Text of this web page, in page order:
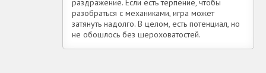
разобраться с механиками, игра может
затянуть надолго. В целом, есть потенциал, но
не обошлось без шероховатостей.